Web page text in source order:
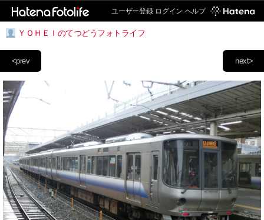
ユーザー登録 ログイン ヘルプ
ＹＯＨＥＩのてつどうフォトライフ
next>
<prev